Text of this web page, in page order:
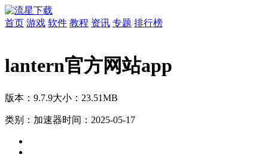
首页 游戏 软件 教程 资讯 专题 排行榜
lantern官方网站app
版本：9.7.9大小：23.51MB
类别：加速器时间：2025-05-17